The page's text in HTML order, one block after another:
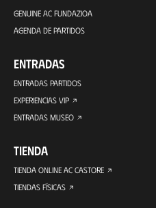
GENUINE AC FUNDAZIOA
AGENDA DE PARTIDOS
ENTRADAS
ENTRADAS PARTIDOS
EXPERIENCIAS VIP
ENTRADAS MUSEO
TIENDA
TIENDA ONLINE AC CASTORE
TIENDAS FÍSICAS